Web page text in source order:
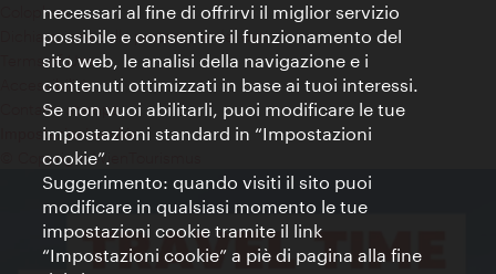
Colophon
Dichiarazione sulla protezione dei dati
Terms of Use
Accessibilità
Contatto stampa
Impostazioni cookie
© Copyright WienTourismus
necessari al fine di offrirvi il miglior servizio
possibile e consentire il funzionamento del
sito web, le analisi della navigazione e i
contenuti ottimizzati in base ai tuoi interessi.
Se non vuoi abilitarli, puoi modificare le tue
impostazioni standard in “Impostazioni
cookie”.
Suggerimento: quando visiti il sito puoi
modificare in qualsiasi momento le tue
impostazioni cookie tramite il link
“Impostazioni cookie” a piè di pagina alla fine